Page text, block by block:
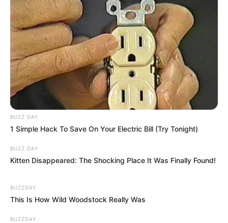
BUZZ DAY
1 Simple Hack To Save On Your Electric Bill (Try Tonight)
BUZZ DAY
Kitten Disappeared: The Shocking Place It Was Finally Found!
BUZZDAY
This Is How Wild Woodstock Really Was
BUZZDAY